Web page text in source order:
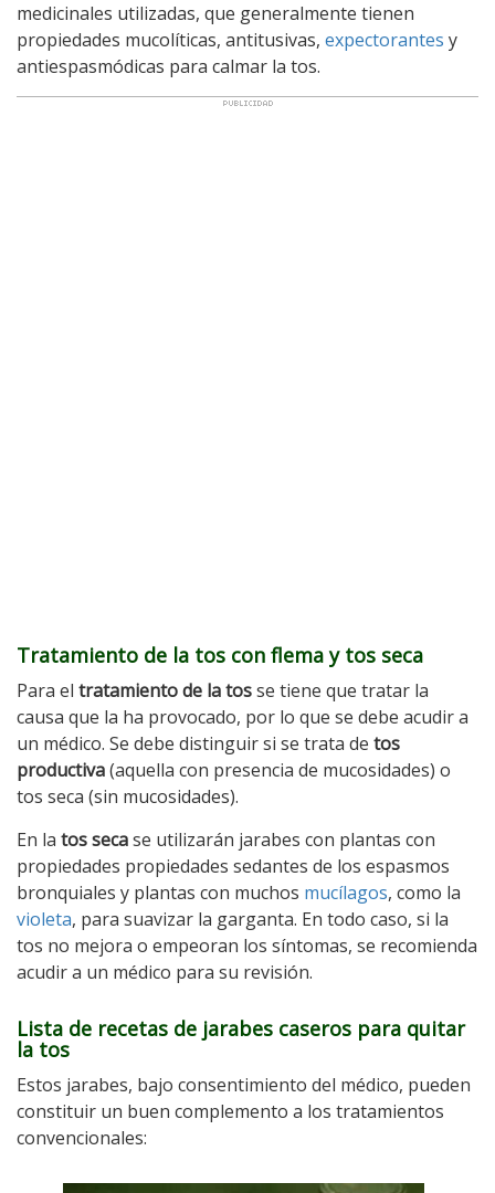
medicinales utilizadas, que generalmente tienen
propiedades mucolíticas, antitusivas, expectorantes y
antiespasmódicas para calmar la tos.
Tratamiento de la tos con flema y tos seca
Para el tratamiento de la tosse tiene que tratar la
causa que la ha provocado, por lo que se debe acudir a
un médico. Se debe distinguir si se trata de tos
productiva(aquella con presencia de mucosidades) o
tos seca (sin mucosidades).
En la tos secase utilizarán jarabes con plantas con
propiedades propiedades sedantes de los espasmos
bronquiales y plantas con muchos mucílagos, como la
violeta, para suavizar la garganta. En todo caso, si la
tos no mejora o empeoran los síntomas, se recomienda
acudir a un médico para su revisión.
Lista de recetas de jarabes caseros para quitar
la tos
Estos jarabes, bajo consentimiento del médico, pueden
constituir un buen complemento a los tratamientos
convencionales: